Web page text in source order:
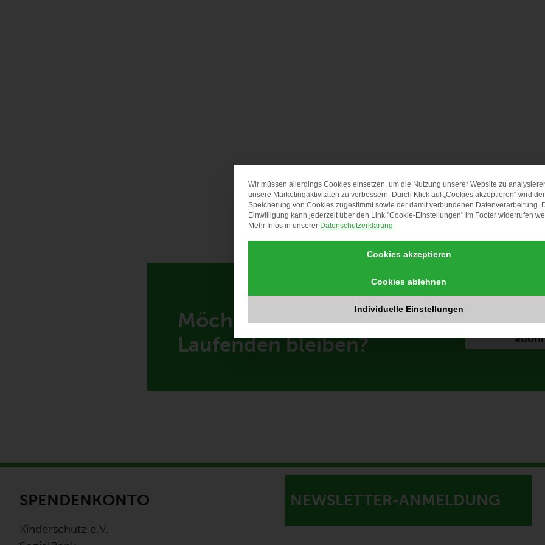
Möchten Sie auf dem
Laufenden bleiben?
SPENDENKONTO
Kinderschutz e.V.
NEWSLETTER-ANMELDUNG
DATENSCHUTZ-
Wir müssen allerdings Cookies einsetzen, um die Nutzung unserer Website zu
unsere Marketingaktivitäten zu verbessern. Durch Klick auf „Cookies akzeptieren“ wird der
Speicherung von Cookies zugestimmt sowie der damit verbundenen Datenverarbeitung.
Einwilligung kann jederzeit über den Link "Cookie-Einstellungen" im Footer widerrufen
Mehr Infos in unserer Datenschutzerklärung
Cookies akzeptieren
Cookies ablehnen
Individuelle Einstellungen